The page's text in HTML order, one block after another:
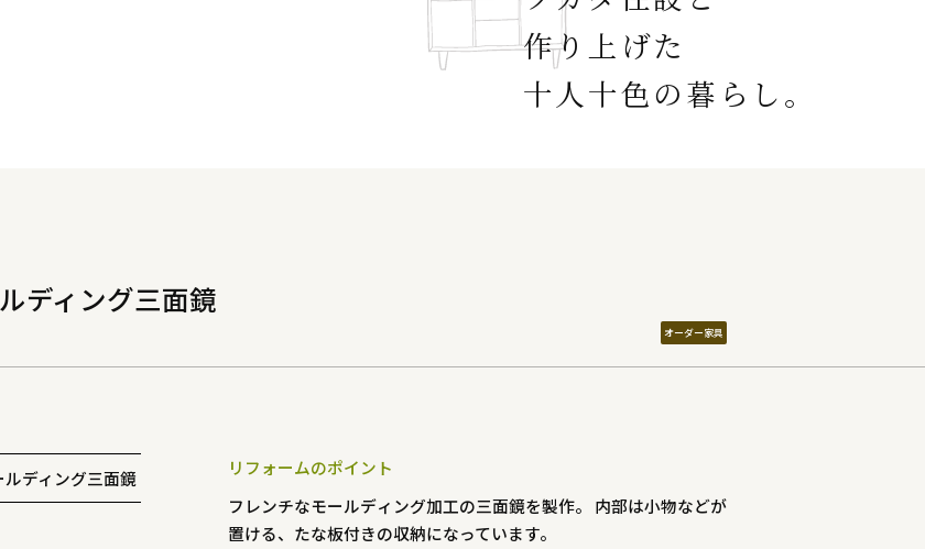
作り上げた
十人十色の暮らし。
ディング三面鏡
オーダー家具
ディング三面鏡
リフォームのポイント
フレンチなモールディング加工の三面鏡を製作。 内部は小物などが
置ける、たな板付きの収納になっています。